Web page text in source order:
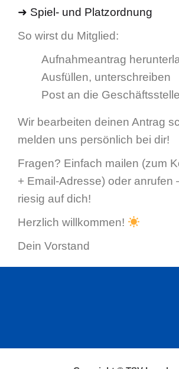
➜ Spiel- und Platzordnung
So wirst du Mitglied:
Aufnahmeantrag
Ausfüllen, unterschreiben
Post an die
Wir bearbeiten deinen Antrag
melden uns persönlich bei dir!
Fragen? Einfach mailen (zum
+ Email-Adresse) oder anrufen
riesig auf dich!
Herzlich willkommen!
Dein Vorstand